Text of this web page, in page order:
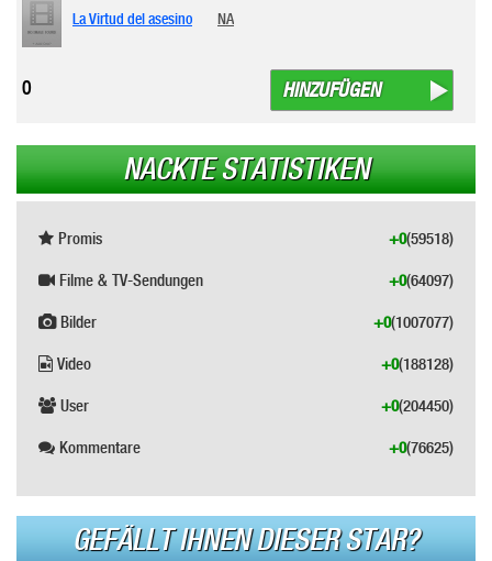
La Virtud del asesino NA
HINZUFÜGEN
0
NACKTE STATISTIKEN
Promis (59518)
+0
Filme & TV-Sendungen (64097)
+0
Bilder (1007077)
+0
Video (188128)
+0
User (204450)
+0
Kommentare (76625)
+0
GEFÄLLT IHNEN DIESER STAR?